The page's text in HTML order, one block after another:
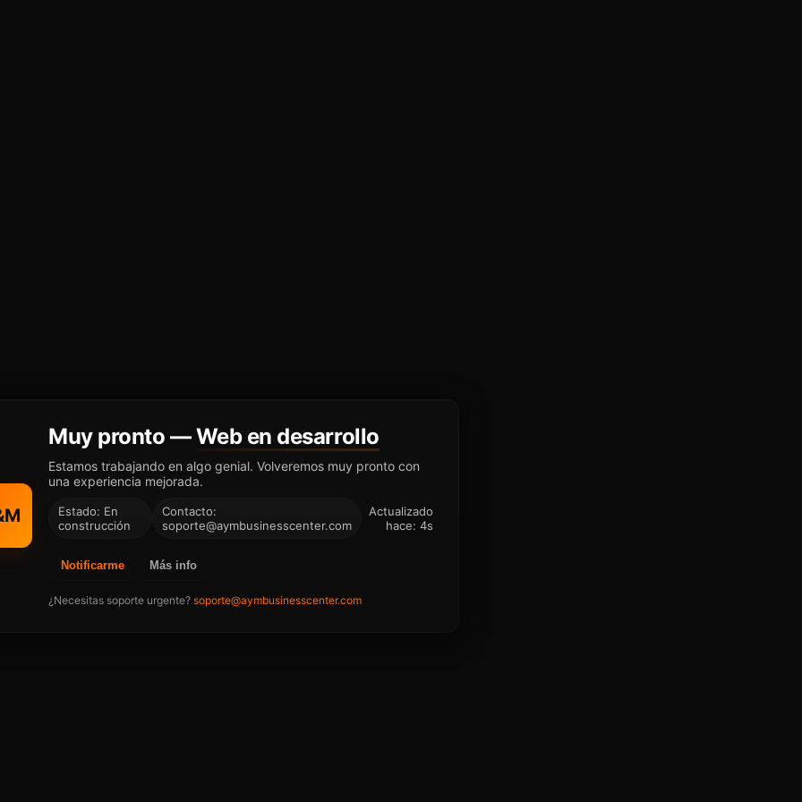
Muy pronto —Web en desarrollo
Estamos trabajando en algo genial. Volveremos muy pronto con
una experiencia mejorada.
Estado: En
construcción
Contacto:
soporte@aymbusinesscenter.com
Actualizado
hace: 4s
Notificarme Más info
¿Necesitas soporte urgente? soporte@aymbusinesscenter.com